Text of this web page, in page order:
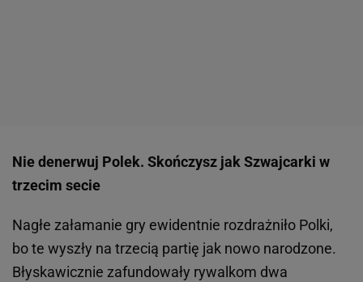
Nie denerwuj Polek. Skończysz jak Szwajcarki w
trzecim secie
Nagłe załamanie gry ewidentnie rozdrażniło Polki,
bo te wyszły na trzecią partię jak nowo narodzone.
Błyskawicznie zafundowały rywalkom dwa